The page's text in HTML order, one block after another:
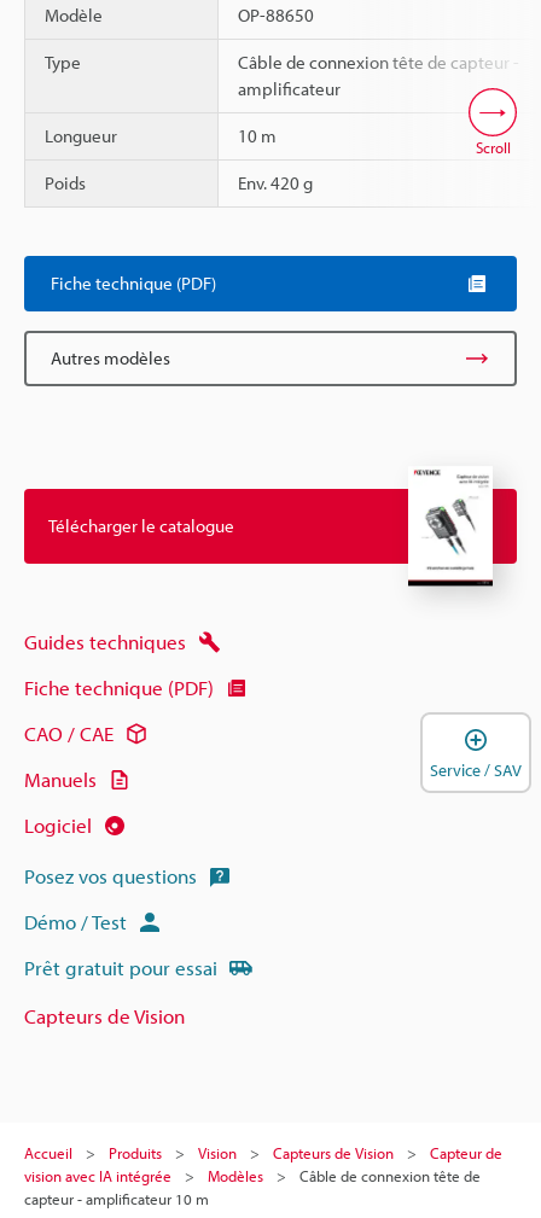
Modèle OP-88650
Type
Câble de connexion tête de capteur -
amplificateur
Longueur 10 m
Poids Env. 420 g
Scroll
Fiche technique (PDF)
Autres modèles
Télécharger le catalogue
Guides techniques
Fiche technique (PDF)
CAO / CAE
Manuels
Logiciel
Posez vos questions
Démo / Test
Prêt gratuit pour essai
Capteurs de Vision
Accueil Produits Vision Capteurs de Vision
Capteur de
vision avec IA intégrée
Modèles
Câble de connexion tête de
capteur - amplificateur 10 m
Service / SAV